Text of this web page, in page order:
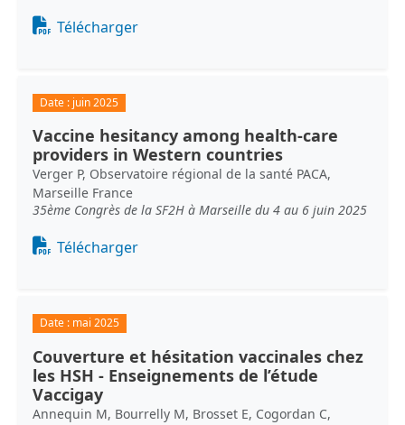
Document
Télécharger
Date : juin 2025
Vaccine hesitancy among health-care
providers in Western countries
Verger P, Observatoire régional de la santé PACA,
Marseille France
35ème Congrès de la SF2H à Marseille du 4 au 6 juin 2025
Document
Télécharger
Date : mai 2025
Couverture et hésitation vaccinales chez
les HSH - Enseignements de l’étude
Vaccigay
Annequin M, Bourrelly M, Brosset E, Cogordan C,